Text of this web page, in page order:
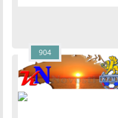
904